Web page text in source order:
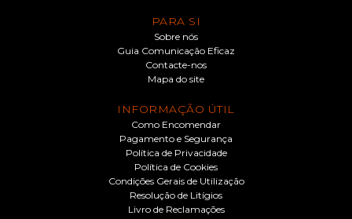
PARA SI
Sobre nós
Guia Comunicação Eficaz
Contacte-nos
Mapa do site
INFORMAÇÃO ÚTIL
Como Encomendar
Pagamento e Segurança
Política de Privacidade
Política de Cookies
Condições Gerais de Utilização
Resolução de Litígios
Livro de Reclamações